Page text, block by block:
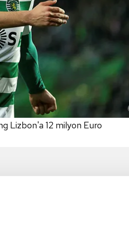
Lizbon'a 12 milyon Euro